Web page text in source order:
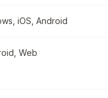
iOS, Android
Web